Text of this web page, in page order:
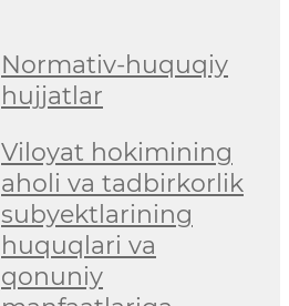
Normativ-huquqiy
hujjatlar
Viloyat hokimining
aholi va tadbirkorlik
subyektlarining
huquqlari va
qonuniy